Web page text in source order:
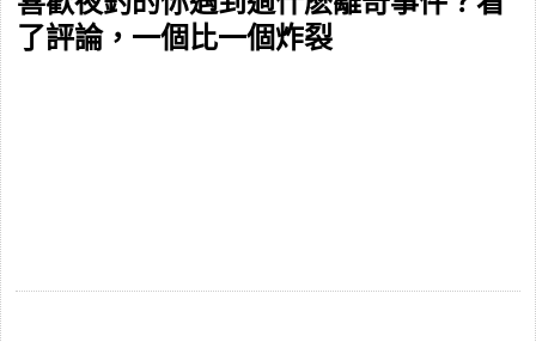
了評論，一個比一個炸裂